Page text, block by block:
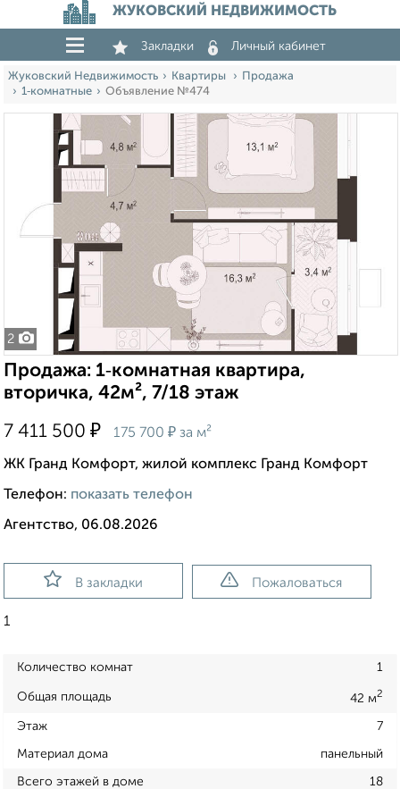
ЖУКОВСКИЙ НЕДВИЖИМОСТЬ
Закладки Личный кабинет
Жуковский Недвижимость Квартиры
Продажа
1‑комнатные
Объявление №474
2
Продажа: 1‑комнатная квартира,
вторичка, 42м², 7/18 этаж
7 411 500 ₽ 175 700 ₽ за м²
ЖК Гранд Комфорт, жилой комплекс Гранд Комфорт
Телефон: показать телефон
Агентство, 06.08.2026
В закладки Пожаловаться
1
Количество комнат 1
Общая площадь 42 м2
Этаж 7
Материал дома панельный
Всего этажей в доме 18